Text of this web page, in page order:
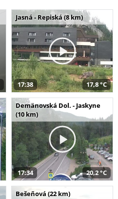
Jasná - Repiská (8 km)
17:38 17,8 °C
Demänovská Dol. - Jaskyne
(10 km)
17:34 20,2 °C
Bešeňová (22 km)